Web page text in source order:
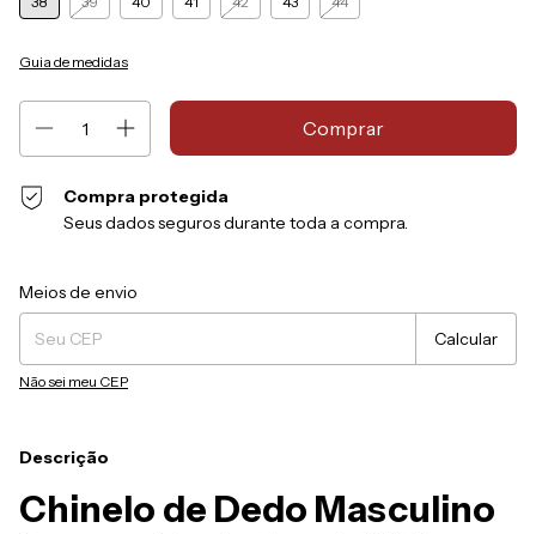
Guia de medidas
Compra protegida
Seus dados seguros durante toda a compra.
Entregas para o CEP:
Meios de envio
Calcular
Não sei meu CEP
Descrição
Chinelo de Dedo Masculino